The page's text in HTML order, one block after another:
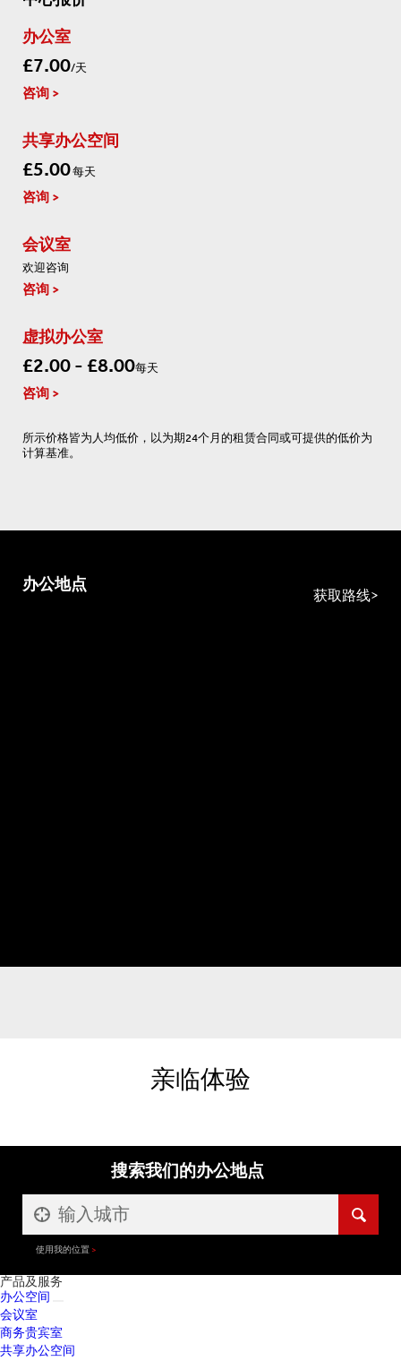
办公室
£7.00/天
咨询
共享办公空间
£5.00每天
咨询
会议室
欢迎咨询
咨询
虚拟办公室
£2.00 - £8.00每天
咨询
所示价格皆为人均低价，以为期24个月的租赁合同或可提供的低价为
计算基准。
办公地点
获取路线
亲临体验
搜索我们的办公地点
使用我的位置
产品及服务
办公空间
会议室
商务贵宾室
共享办公空间